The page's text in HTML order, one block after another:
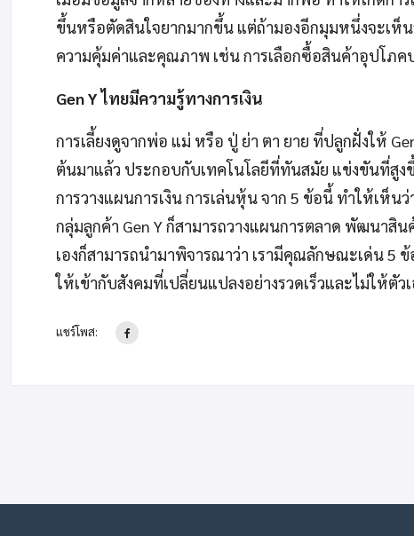
ขึ้นหรือตัดสินใจยากมากขึ้น แต่ถ้ามองอีกมุมหนึ่งจะเห็
ความคุ้มค่าและคุณภาพ เช่น การเลือกซื้อสินค้าอุปโภคบ
Gen Y ไทยมีความรู้ทางการเงิน
การเลี้ยงดูจากพ่อ แม่ หรือ ปู่ ย่า ตา ยาย ที่ปลูกฝั่งให้
ต้นมาแล้ว ประกอบกับเทคโนโลยีที่ทันสมัย แข่งขันที่สูง
การวางแผนการเงิน การเล่นหุ้น จาก 5 ข้อนี้ ทำให้เห็
กลุ่มลูกค้า Gen Y ก็สามารถวางแผนการตลาด พัฒนาสิ
เองก็สามารถนำมาพิจารณาว่า เรามีคุณลักษณะเด่น 5
ให้เข้ากับสังคมที่เปลี่ยนแปลงอย่างรวดเร็วและไม่ให้
แชร์โพส: